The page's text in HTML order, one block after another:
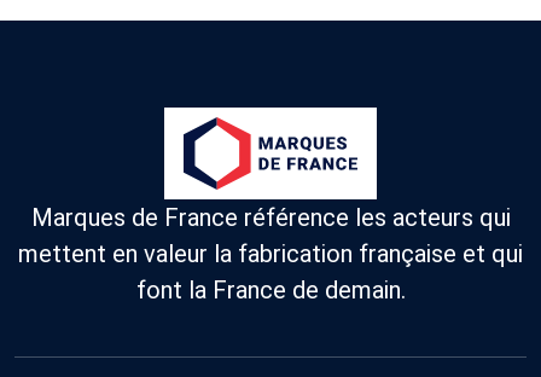
Marques de France référence les acteurs qui
mettent en valeur la fabrication française et qui
font la France de demain.